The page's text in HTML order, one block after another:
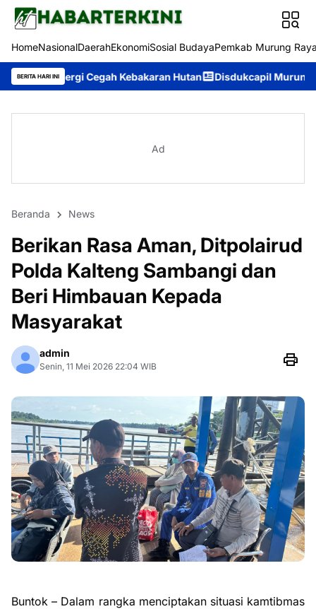
HomeNasionalDaerahEkonomiSosial BudayaPemkab Murung
BERITA HARI INI
Kebakaran Hutan Disdukcapil Murung Raya Raih Nilai IKM
Ad
Beranda News
Berikan Rasa Aman, Ditpolairud
Polda Kalteng Sambangi dan
Beri Himbauan Kepada
Masyarakat
admin
Senin, 11 Mei 2026 22:04 WIB
Buntok – Dalam rangka menciptakan situasi kamtibmas